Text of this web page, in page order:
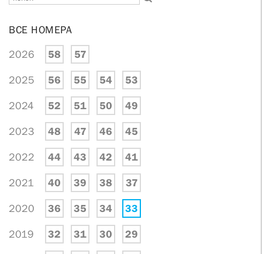
ВСЕ НОМЕРА
2026 58 57
2025 56 55 54 53
2024 52 51 50 49
2023 48 47 46 45
2022 44 43 42 41
2021 40 39 38 37
2020 36 35 34 33
2019 32 31 30 29